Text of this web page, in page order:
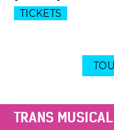
TICKETS
TRANS